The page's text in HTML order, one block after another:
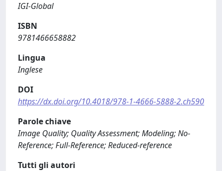
IGI-Global
ISBN
9781466658882
Lingua
Inglese
DOI
https://dx.doi.org/10.4018/978-1-4666-5888-2.ch590
Parole chiave
Image Quality; Quality Assessment; Modeling; No-
Reference; Full-Reference; Reduced-reference
Tutti gli autori